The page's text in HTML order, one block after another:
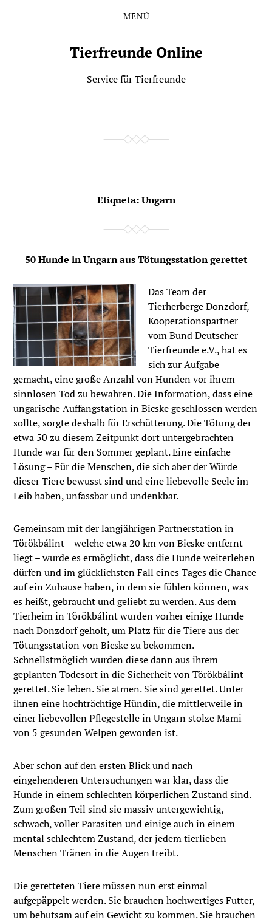
MENÚ
Tierfreunde Online
Service für Tierfreunde
Etiqueta:Ungarn
50 Hunde in Ungarn aus Tötungsstation gerettet
Das Team der
Tierherberge Donzdorf,
Kooperationspartner
vom Bund Deutscher
Tierfreunde e.V., hat es
sich zur Aufgabe
gemacht, eine große Anzahl von Hunden vor ihrem
sinnlosen Tod zu bewahren. Die Information, dass eine
ungarische Auffangstation in Bicske geschlossen werden
sollte, sorgte deshalb für Erschütterung. Die Tötung der
etwa 50 zu diesem Zeitpunkt dort untergebrachten
Hunde war für den Sommer geplant. Eine einfache
Lösung – Für die Menschen, die sich aber der Würde
dieser Tiere bewusst sind und eine liebevolle Seele im
Leib haben, unfassbar und undenkbar.
Gemeinsam mit der langjährigen Partnerstation in
Törökbálint – welche etwa 20 km von Bicske entfernt
liegt – wurde es ermöglicht, dass die Hunde weiterleben
dürfen und im glücklichsten Fall eines Tages die Chance
auf ein Zuhause haben, in dem sie fühlen können, was
es heißt, gebraucht und geliebt zu werden. Aus dem
Tierheim in Törökbálint wurden vorher einige Hunde
nachDonzdorfgeholt, um Platz für die Tiere aus der
Tötungsstation von Bicske zu bekommen.
Schnellstmöglich wurden diese dann aus ihrem
geplanten Todesort in die Sicherheit von Törökbálint
gerettet. Sie leben. Sie atmen. Sie sind gerettet. Unter
ihnen eine hochträchtige Hündin, die mittlerweile in
einer liebevollen Pflegestelle in Ungarn stolze Mami
von 5 gesunden Welpen geworden ist.
Aber schon auf den ersten Blick und nach
eingehenderen Untersuchungen war klar, dass die
Hunde in einem schlechten körperlichen Zustand sind.
Zum großen Teil sind sie massiv untergewichtig,
schwach, voller Parasiten und einige auch in einem
mental schlechtem Zustand, der jedem tierlieben
Menschen Tränen in die Augen treibt.
Die geretteten Tiere müssen nun erst einmal
aufgepäppelt werden. Sie brauchen hochwertiges Futter,
um behutsam auf ein Gewicht zu kommen. Sie brauchen